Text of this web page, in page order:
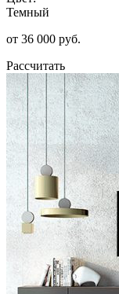
Темный
от 36 000 руб.
Рассчитать